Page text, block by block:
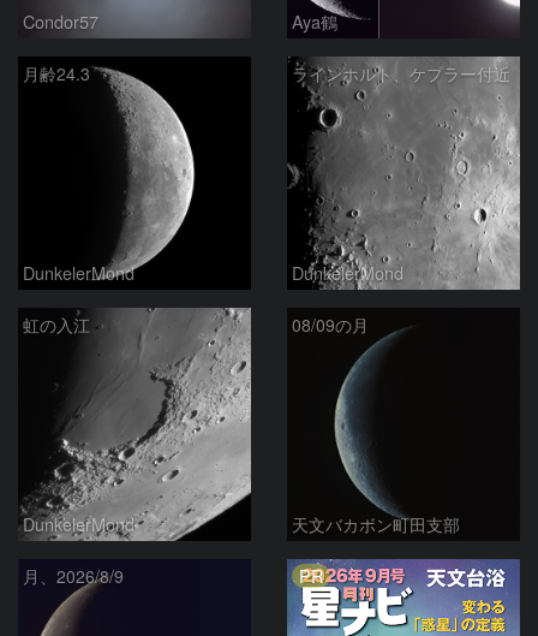
Condor57 Aya鶴
月齢24.3
DunkelerMond
ラインホルト、ケプラー付近
DunkelerMond
虹の入江
DunkelerMond
08/09の月
天文バカボン町田支部
月、2026/8/9 PR